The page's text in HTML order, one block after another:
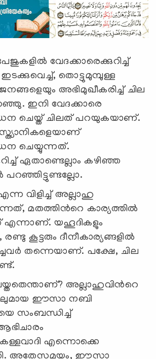
വേദക്കാരെക്കുറിച്ച്
തൊട്ടുമുമ്പുള്ള
അഭിമുഖീകരിച്ച് ചില
ഇനി വേദക്കാരെ
ചെയ്ത് ചിലത് പറയുകയാണ്.
ചെയ്യുന്നത്.
ഏതാണ്ടെല്ലാം കഴിഞ്ഞ
മതത്തിന്‍റെ കാര്യത്തില്‍
എന്നാണ്. യഹൂദികളും
കൂട്ടരും ദീനീകാര്യങ്ങളില്‍
തന്നെയാണ്. പക്ഷേ, ചില
അല്ലാഹുവിന്‍റെ
ഈസാ നബി
എന്നൊക്കെ
അതേസമയം, ഈസാ